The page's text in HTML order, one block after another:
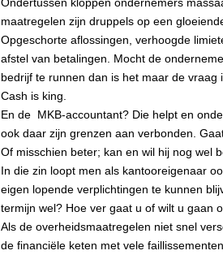
Ondertussen kloppen ondernemers
maatregelen zijn druppels op een
Opgeschorte aflossingen, verhoogde
afstel van betalingen. Mocht de
bedrijf te runnen dan is het maar de
Cash is king.
En de MKB-accountant? Die helpt en
ook daar zijn grenzen aan verbonden.
Of misschien beter; kan en wil hij nog wel
In die zin loopt men als kantooreigenaar
eigen lopende verplichtingen te kunnen
termijn wel? Hoe ver gaat u of wilt u gaan
Als de overheidsmaatregelen niet snel
de financiële keten met vele